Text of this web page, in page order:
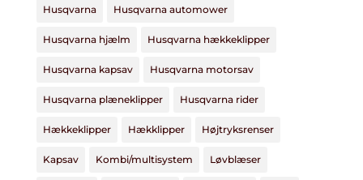
Husqvarna Husqvarna automower
Husqvarna hjælm Husqvarna hækkeklipper
Husqvarna kapsav Husqvarna motorsav
Husqvarna plæneklipper Husqvarna rider
Hækkeklipper Hækklipper Højtryksrenser
Kapsav Kombi/multisystem Løvblæser